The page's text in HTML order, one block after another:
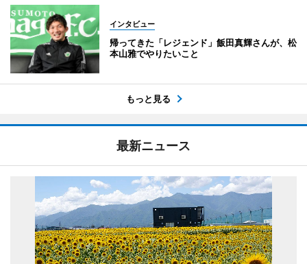
インタビュー
帰ってきた「レジェンド」飯田真輝さんが、松
本山雅でやりたいこと
もっと見る
最新ニュース